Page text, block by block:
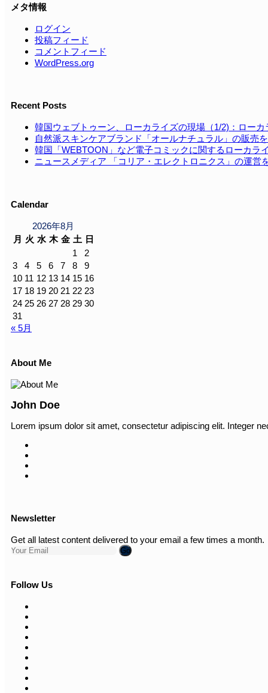
メタ情報
ログイン
投稿フィード
コメントフィード
WordPress.org
Recent Posts
韓国ウェブトゥーン、ローカライズの現場（1/2)：ロー
自然派スキンケアブランド「オールナチュラル」の販売
韓国「WEBTOON」など電⼦コミックに関するローカラ
ニュースメディア 「コリア・エレクトロニクス」の運営
Calendar
2026年8月
月 火 水 木 金 土 日
1
2
3
4 5 6 7 8
9
10 11 12 13 14 15 16
17 18 19 20 21 22 23
24 25 26 27 28 29 30
31
« 5月
About Me
John Doe
Lorem ipsum dolor sit amet, consectetur adipiscing elit. Integer
Newsletter
Get all latest content delivered to your email a few times a month.
Go
Follow Us